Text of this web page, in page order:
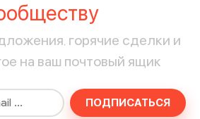
горячие сделки и
на ваш почтовый ящик
ПОДПИСАТЬСЯ